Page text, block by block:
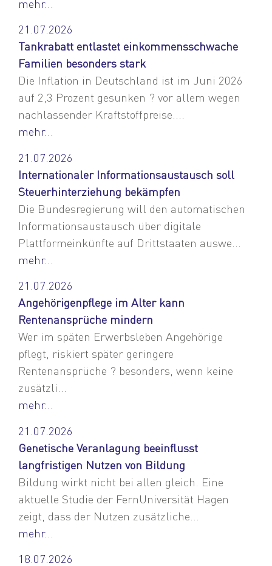
mehr...
21.07.2026
Tankrabatt entlastet einkommensschwache
Familien besonders stark
Die Inflation in Deutschland ist im Juni 2026
auf 2,3 Prozent gesunken ? vor allem wegen
nachlassender Kraftstoffpreise....
mehr...
21.07.2026
Internationaler Informationsaustausch soll
Steuerhinterziehung bekämpfen
Die Bundesregierung will den automatischen
Informationsaustausch über digitale
Plattformeinkünfte auf Drittstaaten auswe...
mehr...
21.07.2026
Angehörigenpflege im Alter kann
Rentenansprüche mindern
Wer im späten Erwerbsleben Angehörige
pflegt, riskiert später geringere
Rentenansprüche ? besonders, wenn keine
zusätzli...
mehr...
21.07.2026
Genetische Veranlagung beeinflusst
langfristigen Nutzen von Bildung
Bildung wirkt nicht bei allen gleich. Eine
aktuelle Studie der FernUniversität Hagen
zeigt, dass der Nutzen zusätzliche...
mehr...
18.07.2026